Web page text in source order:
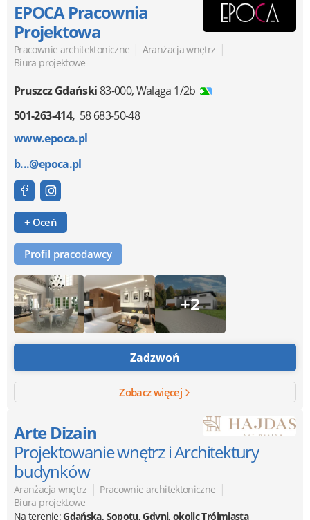
EPOCA Pracownia
Projektowa
Pracownie architektoniczne | Aranżacja wnętrz |
Biura projektowe
Pruszcz Gdański83-000,Waląga 1/2b
501-263-414 58 683-50-48
www.epoca.pl
b...@epoca.pl
+ Oceń
Profil pracodawcy
+2
Zadzwoń
Zobacz więcej
Arte Dizain
Projektowanie wnętrz i Architektury
budynków
Aranżacja wnętrz | Pracownie architektoniczne |
Biura projektowe
Na terenie:Gdańska, Sopotu, Gdyni, okolic Trójmiasta